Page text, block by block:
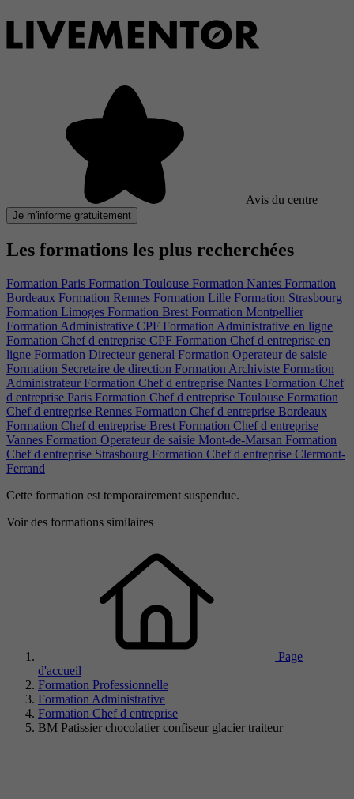
Avis du centre
Je m'informe gratuitement
Les formations les plus recherchées
Formation Paris Formation Toulouse Formation Nantes Formation
Bordeaux Formation Rennes Formation Lille Formation Strasbourg
Formation Limoges Formation Brest Formation Montpellier
Formation Administrative CPF Formation Administrative en ligne
Formation Chef d entreprise CPF Formation Chef d entreprise en
ligne Formation Directeur general Formation Operateur de saisie
Formation Secretaire de direction Formation Archiviste Formation
Administrateur Formation Chef d entreprise Nantes Formation Chef
d entreprise Paris Formation Chef d entreprise Toulouse Formation
Chef d entreprise Rennes Formation Chef d entreprise Bordeaux
Formation Chef d entreprise Brest Formation Chef d entreprise
Vannes Formation Operateur de saisie Mont-de-Marsan Formation
Chef d entreprise Strasbourg Formation Chef d entreprise Clermont-
Ferrand
Cette formation est temporairement suspendue.
Voir des formations similaires
Page
d'accueil
Formation Professionnelle
Formation Administrative
Formation Chef d entreprise
BM Patissier chocolatier confiseur glacier traiteur